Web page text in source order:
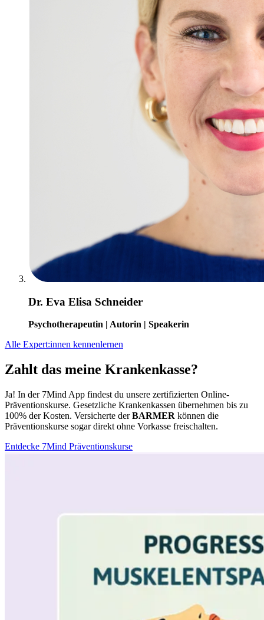
Dr. Eva Elisa Schneider
Psychotherapeutin | Autorin | Speakerin
Alle Expert:innen kennenlernen
Zahlt das meine Krankenkasse?
Ja! In der 7Mind App findest du unsere zertifizierten Online-
Präventionskurse. Gesetzliche Krankenkassen übernehmen bis zu
100% der Kosten. Versicherte derBARMER können die
Präventionskurse sogar direkt ohne Vorkasse freischalten.
Entdecke 7Mind Präventionskurse